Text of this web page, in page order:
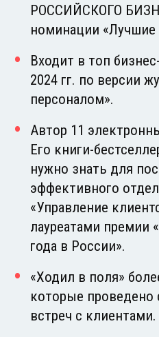
РОССИЙСКОГО
номинации «Лучшие
Входит в топ
2024 гг. по версии
персоналом».
Автор 11
Его книги-
нужно знать для
эффективного
«Управление
лауреатами премии
года в России».
«Ходил в поля»
которые
встреч с клиентами.